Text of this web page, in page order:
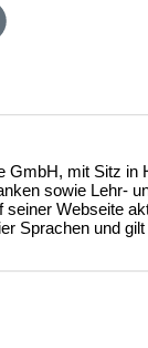
GmbH, mit Sitz in
sowie Lehr-
seiner Webseite
Sprachen und